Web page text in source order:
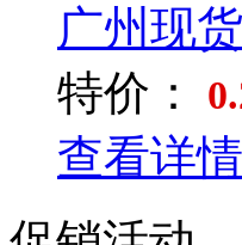
广州现
特价：
查看详情